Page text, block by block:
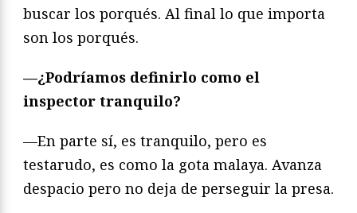
buscar los porqués. Al final lo que importa
son los porqués.
—¿Podríamos definirlo como el
inspector tranquilo?
—En parte sí, es tranquilo, pero es
testarudo, es como la gota malaya. Avanza
despacio pero no deja de perseguir la presa.